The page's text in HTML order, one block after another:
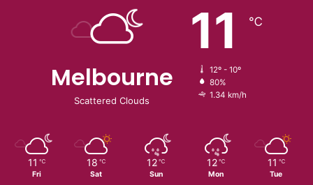
Melbourne
Scattered Clouds
11 ℃
12º - 10º
80%
1.34 km/h
11 ℃
Fri
18 ℃
Sat
12 ℃
Sun
12 ℃
Mon
11 ℃
Tue